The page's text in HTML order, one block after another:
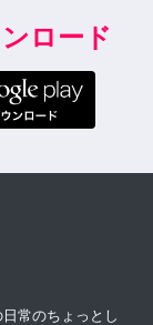
ロード
常のちょっとし